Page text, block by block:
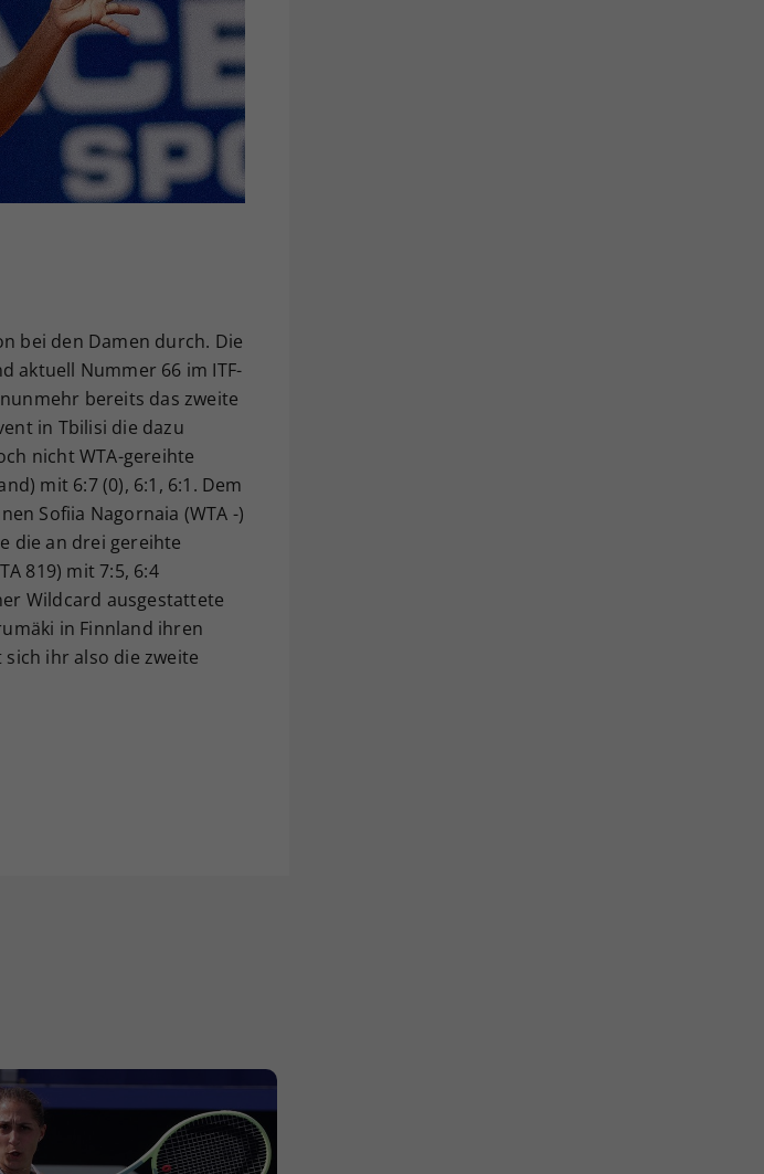
bei den Damen durch. Die
aktuell Nummer 66 im ITF-
bereits das zweite
in Tbilisi die dazu
nicht WTA-gereihte
mit 6:7 (0), 6:1, 6:1. Dem
Sofiia Nagornaia (WTA -)
die an drei gereihte
819) mit 7:5, 6:4
Wildcard ausgestattete
in Finnland ihren
ihr also die zweite
Einstellungen, falls der
dies eingestellt hat.